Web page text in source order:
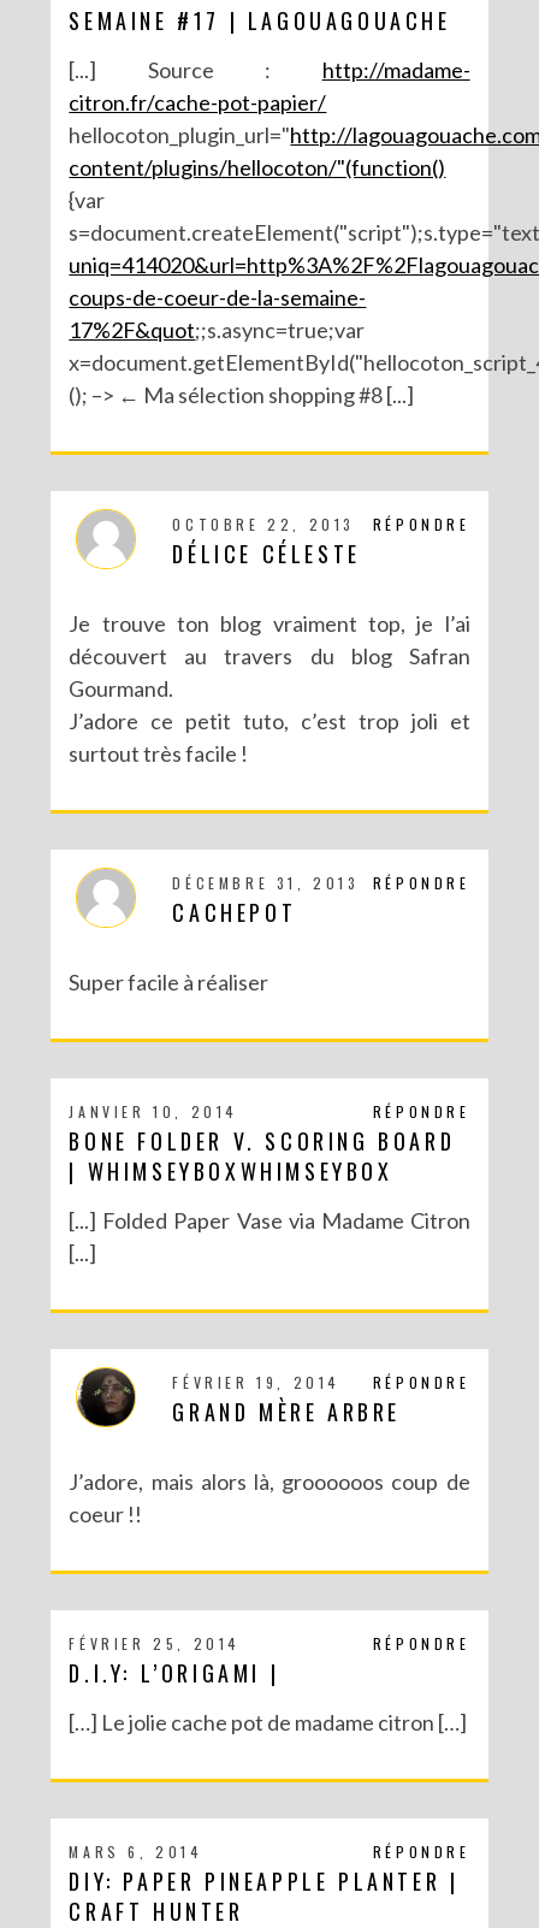
SEMAINE #17 | LAGOUAGOUACHE
[...] Source : http://madame-
citron.fr/cache-pot-papier/
hellocoton_plugin_url="http://
content/plugins/hellocoton/"(function()
{var
coups-de-coeur-de-la-semaine-
17%2F&quot;;s.async=true;var
(); –> ← Ma sélection shopping #8 [...]
RÉPONDRE
OCTOBRE 22, 2013
DÉLICE CÉLESTE
Je trouve ton blog vraiment top, je l’ai
découvert au travers du blog Safran
Gourmand.
J’adore ce petit tuto, c’est trop joli et
surtout très facile !
RÉPONDRE
DÉCEMBRE 31, 2013
CACHEPOT
Super facile à réaliser
RÉPONDRE
JANVIER 10, 2014
BONE FOLDER V. SCORING BOARD
| WHIMSEYBOXWHIMSEYBOX
[...] Folded Paper Vase via Madame Citron
[...]
RÉPONDRE
FÉVRIER 19, 2014
GRAND MÈRE ARBRE
J’adore, mais alors là, groooooos coup de
coeur !!
RÉPONDRE
FÉVRIER 25, 2014
D.I.Y: L’ORIGAMI |
[…] Le jolie cache pot de madame citron […]
RÉPONDRE
MARS 6, 2014
DIY: PAPER PINEAPPLE PLANTER |
CRAFT HUNTER